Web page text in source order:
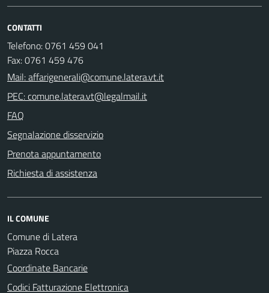
CONTATTI
Telefono: 0761 459 041
Fax: 0761 459 476
Mail: affarigenerali@comune.latera.vt.it
PEC: comune.latera.vt@legalmail.it
FAQ
Segnalazione disservizio
Prenota appuntamento
Richiesta di assistenza
IL COMUNE
Comune di Latera
Piazza Rocca
Coordinate Bancarie
Codici Fatturazione Elettronica